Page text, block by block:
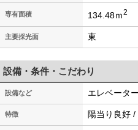
専有面積 134.48ｍ2
主要採光面 東
設備・条件・こだわり
設備など エレベータ
特徴 陽当り良好